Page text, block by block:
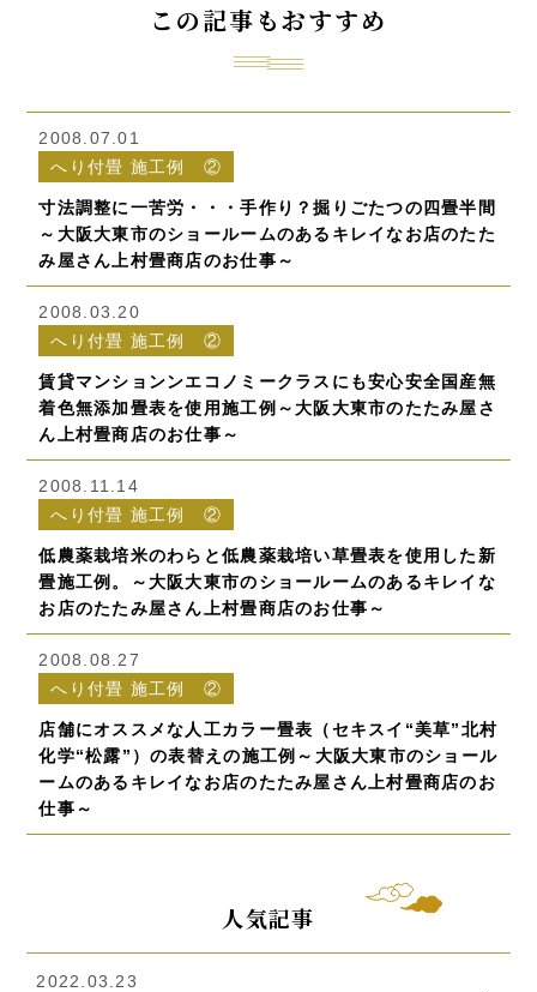
この記事もおすすめ
2008.07.01
へり付畳 施工例 ②
寸法調整に一苦労・・・手作り？掘りごたつの四畳半間
～大阪大東市のショールームのあるキレイなお店のたた
み屋さん上村畳商店のお仕事～
2008.03.20
へり付畳 施工例 ②
賃貸マンションンエコノミークラスにも安心安全国産無
着色無添加畳表を使用施工例～大阪大東市のたたみ屋さ
ん上村畳商店のお仕事～
2008.11.14
へり付畳 施工例 ②
低農薬栽培米のわらと低農薬栽培い草畳表を使用した新
畳施工例。～大阪大東市のショールームのあるキレイな
お店のたたみ屋さん上村畳商店のお仕事～
2008.08.27
へり付畳 施工例 ②
店舗にオススメな人工カラー畳表（セキスイ“美草”北村
化学“松露”）の表替えの施工例～大阪大東市のショール
ームのあるキレイなお店のたたみ屋さん上村畳商店のお
仕事～
人気記事
2022.03.23